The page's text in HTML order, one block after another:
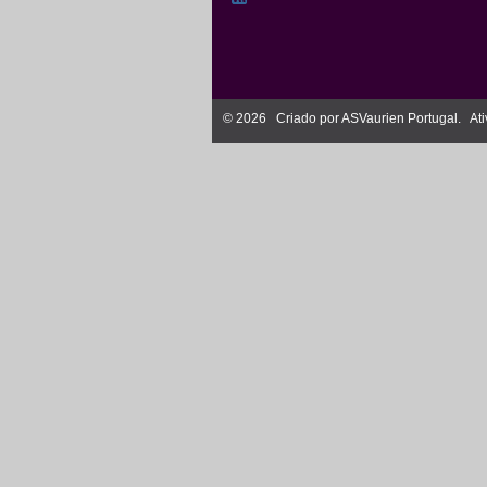
© 2026 Criado porASVaurien Portugal.